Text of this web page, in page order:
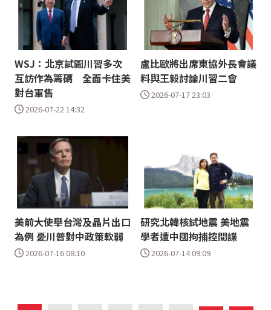
WSJ：北京試圖川習多次
互訪作為籌碼 全面卡住美
對台軍售
2026-07-22 14:32
盧比歐將出席東協外長會議
料與王毅討論川習二會
2026-07-17 23:03
美前大使舉台灣及晶片出口
為例 憂川普對中政策軟弱
2026-07-16 08:10
研究北韓核試地震 美地震
學者遭中國拘捕控間諜
2026-07-14 09:09